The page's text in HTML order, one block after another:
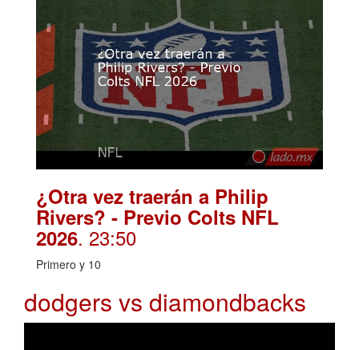
¿Otra vez traerán a Philip
Rivers? - Previo Colts NFL
2026. 23:50
Primero y 10
dodgers vs diamondbacks